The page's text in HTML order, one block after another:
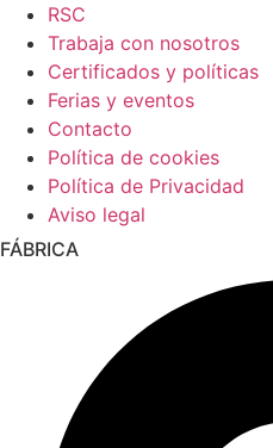
RSC
Trabaja con nosotros
Certificados y políticas
Ferias y eventos
Contacto
Política de cookies
Política de Privacidad
Aviso legal
FÁBRICA